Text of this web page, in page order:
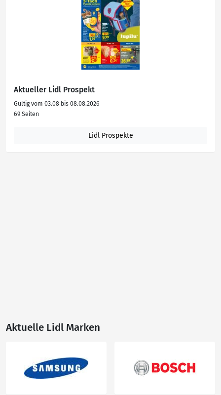
Aktueller Lidl Prospekt
Gültig vom 03.08 bis 08.08.2026
69 Seiten
Lidl Prospekte
Aktuelle Lidl Marken